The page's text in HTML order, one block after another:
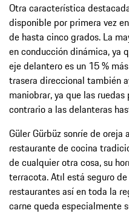
Otra característica
disponible por primera vez
de hasta cinco grados. La
en conducción dinámica, ya
eje delantero es un 15 %
trasera direccional también
maniobrar, ya que las
contrario a las delanteras
Güler Gürbüz sonríe de oreja
restaurante de cocina
de cualquier otra cosa, su
terracota. Atıl está seguro
restaurantes así en toda la
carne queda especialmente